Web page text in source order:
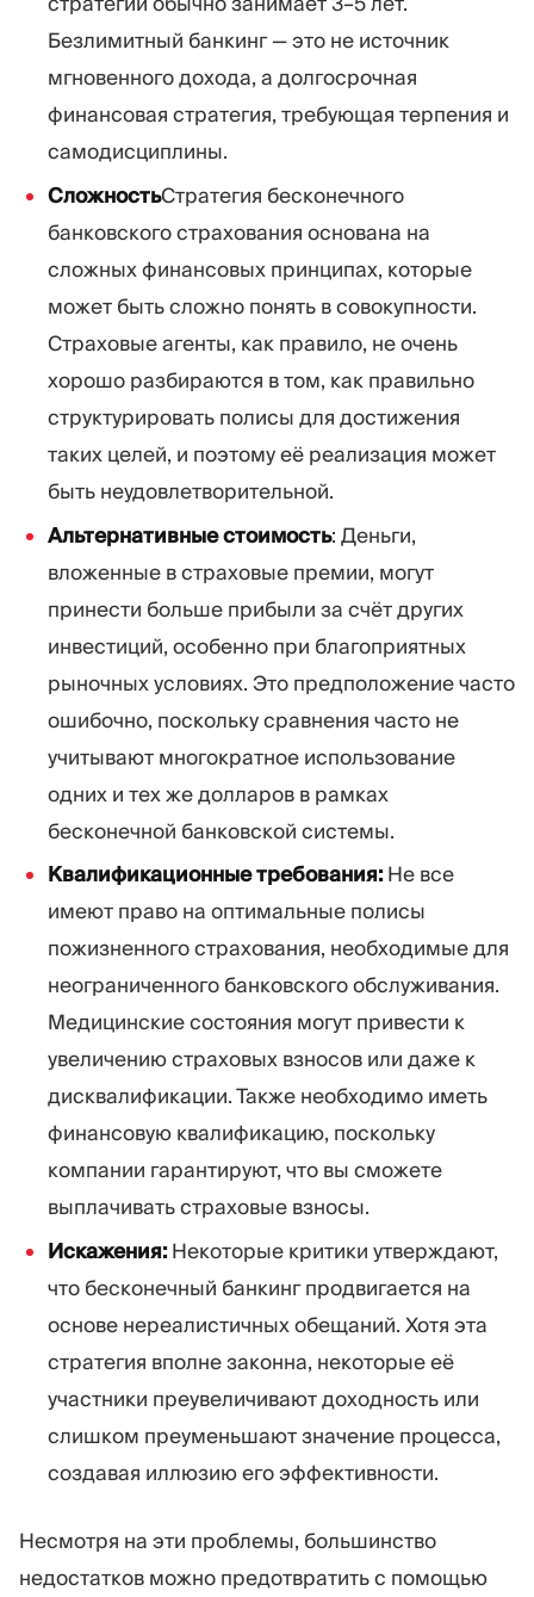
Безлимитный банкинг — это не источник
мгновенного дохода, а долгосрочная
финансовая стратегия, требующая терпения и
самодисциплины.
СложностьСтратегия бесконечного
банковского страхования основана на
сложных финансовых принципах, которые
может быть сложно понять в совокупности.
Страховые агенты, как правило, не очень
хорошо разбираются в том, как правильно
структурировать полисы для достижения
таких целей, и поэтому её реализация может
быть неудовлетворительной.
Альтернативные стоимость: Деньги,
вложенные в страховые премии, могут
принести больше прибыли за счёт других
инвестиций, особенно при благоприятных
рыночных условиях. Это предположение часто
ошибочно, поскольку сравнения часто не
учитывают многократное использование
одних и тех же долларов в рамках
бесконечной банковской системы.
Квалификационные требования:Не все
имеют право на оптимальные полисы
пожизненного страхования, необходимые для
неограниченного банковского обслуживания.
Медицинские состояния могут привести к
увеличению страховых взносов или даже к
дисквалификации. Также необходимо иметь
финансовую квалификацию, поскольку
компании гарантируют, что вы сможете
выплачивать страховые взносы.
Искажения:Некоторые критики утверждают,
что бесконечный банкинг продвигается на
основе нереалистичных обещаний. Хотя эта
стратегия вполне законна, некоторые её
участники преувеличивают доходность или
слишком преуменьшают значение процесса,
создавая иллюзию его эффективности.
Несмотря на эти проблемы, большинство
недостатков можно предотвратить с помощью